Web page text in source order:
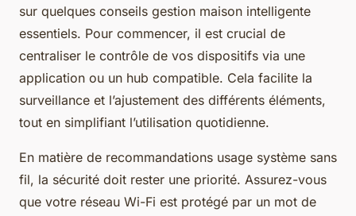
sur quelques conseils gestion maison intelligente
essentiels. Pour commencer, il est crucial de
centraliser le contrôle de vos dispositifs via une
application ou un hub compatible. Cela facilite la
surveillance et l’ajustement des différents éléments,
tout en simplifiant l’utilisation quotidienne.
En matière de recommandations usage système sans
fil, la sécurité doit rester une priorité. Assurez-vous
que votre réseau Wi-Fi est protégé par un mot de